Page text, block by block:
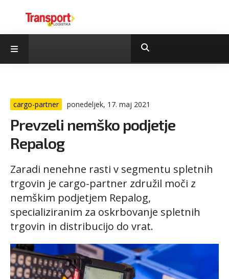
cargo-partner ponedeljek, 17. maj 2021
Prevzeli nemško podjetje
Repalog
Zaradi nenehne rasti v segmentu spletnih
trgovin je cargo-partner združil moči z
nemškim podjetjem Repalog,
specializiranim za oskrbovanje spletnih
trgovin in distribucijo do vrat.